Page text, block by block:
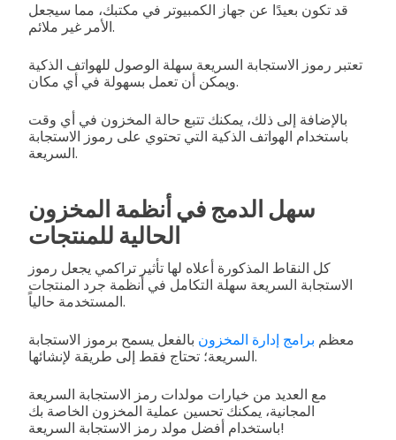
قد تكون بعيدًا عن جهاز الكمبيوتر في مكتبك، مما سيجعل
الأمر غير ملائم.
تعتبر رموز الاستجابة السريعة سهلة الوصول للهواتف الذكية
ويمكن أن تعمل بسهولة في أي مكان.
بالإضافة إلى ذلك، يمكنك تتبع حالة المخزون في أي وقت
باستخدام الهواتف الذكية التي تحتوي على رموز الاستجابة
السريعة.
سهل الدمج في أنظمة المخزون
الحالية للمنتجات
كل النقاط المذكورة أعلاه لها تأثير تراكمي يجعل رموز
الاستجابة السريعة سهلة التكامل في أنظمة جرد المنتجات
المستخدمة حالياً.
معظم برامج إدارة المخزون بالفعل يسمح برموز الاستجابة
السريعة؛ تحتاج فقط إلى طريقة لإنشائها.
مع العديد من خيارات مولدات رمز الاستجابة السريعة
المجانية، يمكنك تحسين عملية المخزون الخاصة بك
باستخدام أفضل مولد رمز الاستجابة السريعة!